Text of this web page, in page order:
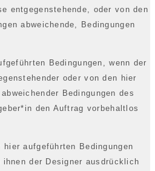
entgegenstehende, oder von den
abweichende, Bedingungen
Bedingungen, wenn der
oder von den hier
Bedingungen des
den Auftrag vorbehaltlos
hier aufgeführten Bedingungen
der Designer ausdrücklich